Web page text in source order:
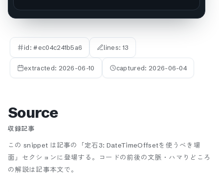
id: #ec04c241b5a6 lines: 13
extracted: 2026-06-10 captured: 2026-06-04
Source
収録記事
この snippet は記事の「定石3: DateTimeOffsetを使うべき場
面」セクションに登場する。
コードの前後の文脈・ハマりどころ
の解説は記事本文で。